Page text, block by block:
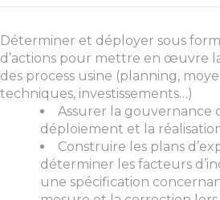
Déterminer et déployer sous
d’actions pour mettre en œuvre
des process usine (planning,
techniques, investissements…)
Assurer la gouvernance
déploiement et la
Construire les plans
déterminer les facteurs
une spécification